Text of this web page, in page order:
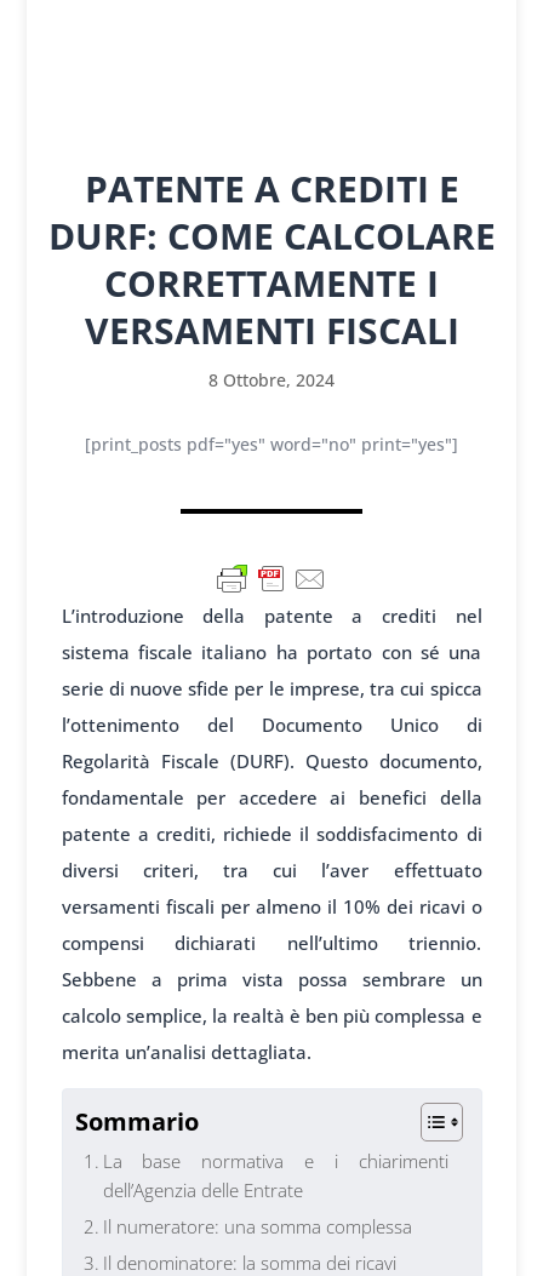
PATENTE A CREDITI E
DURF: COME CALCOLARE
CORRETTAMENTE I
VERSAMENTI FISCALI
8 Ottobre, 2024
[print_posts pdf="yes" word="no" print="yes"]
L’introduzione della patente a crediti nel
sistema fiscale italiano ha portato con sé una
serie di nuove sfide per le imprese, tra cui spicca
l’ottenimento del Documento Unico di
Regolarità Fiscale (DURF). Questo documento,
fondamentale per accedere ai benefici della
patente a crediti, richiede il soddisfacimento di
diversi criteri, tra cui l’aver effettuato
versamenti fiscali per almeno il 10% dei ricavi o
compensi dichiarati nell’ultimo triennio.
Sebbene a prima vista possa sembrare un
calcolo semplice, la realtà è ben più complessa e
merita un’analisi dettagliata.
Sommario
La base normativa e i chiarimenti
dell’Agenzia delle Entrate
Il numeratore: una somma complessa
Il denominatore: la somma dei ricavi